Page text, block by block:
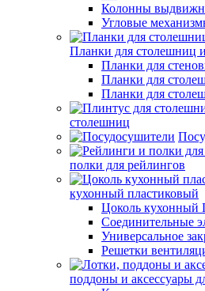
Колонны
Угловые
Планки для столешниц
Планки для
Планки для
Планки для
столешниц
полки для рейлингов
кухонный пластиковый
Цоколь
Соединительные
Универсальное
Решетки
поддоны и аксессуары